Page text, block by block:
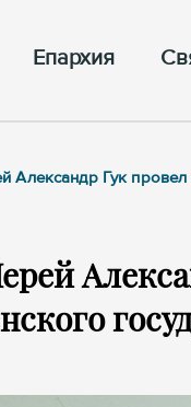
Епархия
Александр Гук провел